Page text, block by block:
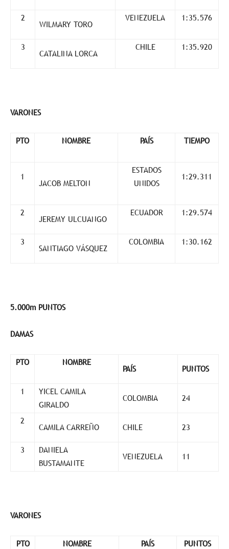
2
WILMARY TORO
VENEZUELA 1:35.576
3
CATALINA LORCA
CHILE 1:35.920
VARONES
PTO NOMBRE PAÍS TIEMPO
1
JACOB MELTON
ESTADOS
UNIDOS
1:29.311
2
JEREMY ULCUANGO
ECUADOR 1:29.574
3
SANTIAGO VÁSQUEZ
COLOMBIA 1:30.162
5.000m PUNTOS
DAMAS
PTO NOMBRE
PAÍS PUNTOS
1
YICEL CAMILA
GIRALDO
COLOMBIA 24
2
CAMILA CARREÑO CHILE 23
3
DANIELA
BUSTAMANTE
VENEZUELA 11
VARONES
PTO NOMBRE PAÍS PUNTOS